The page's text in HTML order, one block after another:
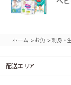
ホーム >お魚 >刺身・
配送エリア